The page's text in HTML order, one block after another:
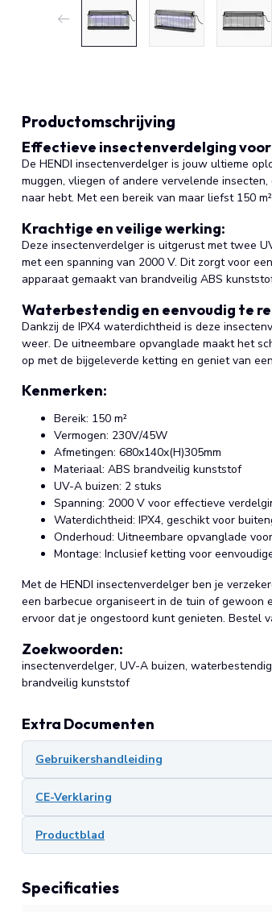
Productomschrijving
Effectieve insectenverdelging
De HENDI insectenverdelger is jouw ultieme
muggen, vliegen of andere vervelende
naar hebt. Met een bereik van maar liefst 150
Krachtige en veilige werking:
Deze insectenverdelger is uitgerust met twee
met een spanning van 2000 V. Dit zorgt voor
apparaat gemaakt van brandveilig ABS
Waterbestendig en eenvoudig te
Dankzij de IPX4 waterdichtheid is deze
weer. De uitneembare opvanglade maakt het
op met de bijgeleverde ketting en geniet van
Kenmerken:
Bereik: 150 m²
Vermogen: 230V/45W
Afmetingen: 680x140x(H)305mm
Materiaal: ABS brandveilig kunststof
UV-A buizen: 2 stuks
Spanning: 2000 V voor effectieve
Waterdichtheid: IPX4, geschikt voor
Onderhoud: Uitneembare opvanglade
Montage: Inclusief ketting voor
Met de HENDI insectenverdelger ben je
een barbecue organiseert in de tuin of
ervoor dat je ongestoord kunt genieten. Bestel
Zoekwoorden:
insectenverdelger, UV-A buizen,
brandveilig kunststof
Extra Documenten
Gebruikershandleiding
CE-Verklaring
Productblad
Specificaties